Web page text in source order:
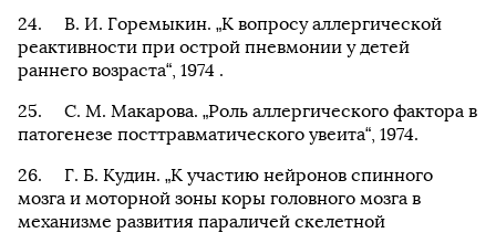
В. И. Горемыкин. „К вопросу аллергической
реактивности при острой пневмонии у детей
раннего возраста“, 1974 .
С. М. Макарова. „Роль аллергического фактора в
патогенезе посттравматического увеита“, 1974.
Г. Б. Кудин. „К участию нейронов спинного
мозга и моторной зоны коры головного мозга в
механизме развития параличей скелетной